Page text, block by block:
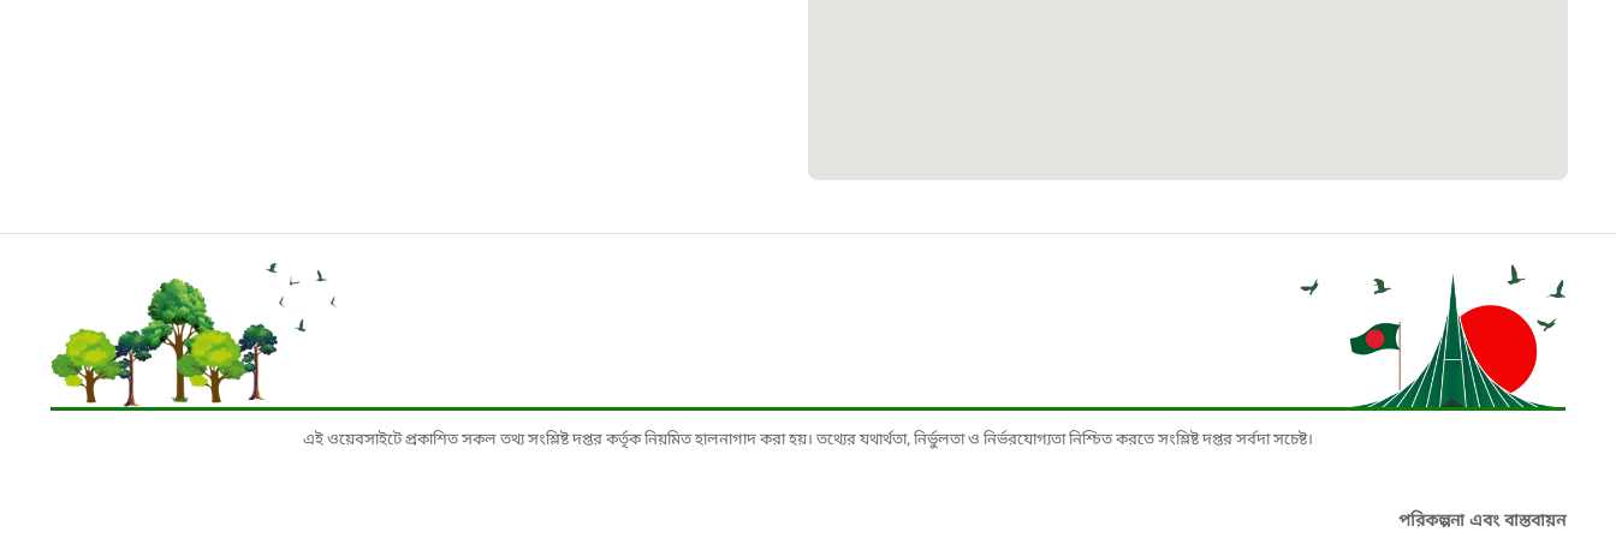
১৬১০৯
বাংলাদেশ কর্মচারী কল্যাণ বোর্ড হটলাইন
০১৯০৮৮৮৮৮৮৮
১৬১১৩
এই ওয়েবসাইটে প্রকাশিত সকল তথ্য সংশ্লিষ্ট দপ্তর কর্তৃক নিয়মিত হালনাগাদ করা হয়। তথ্যের যথার্থতা, নির্ভুলতা ও নির্ভরযোগ্যতা নিশ্চিত করতে সংশ্লিষ্ট দপ্তর সর্বদা সচেষ্ট।
পরিকল্পনা এবং বাস্তবায়ন